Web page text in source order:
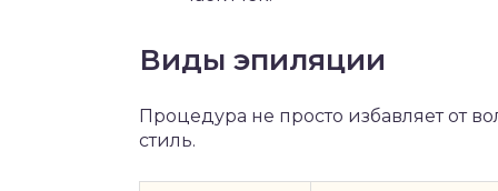
Виды эпиляции
Процедура не просто избавляет от
стиль.